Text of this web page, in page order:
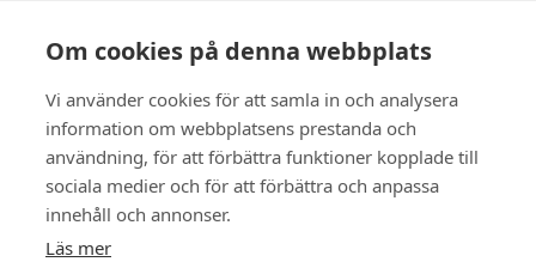
Om cookies på denna webbplats
Vi använder cookies för att samla in och analysera
information om webbplatsens prestanda och
användning, för att förbättra funktioner kopplade till
sociala medier och för att förbättra och anpassa
innehåll och annonser.
Läs mer
BOKA